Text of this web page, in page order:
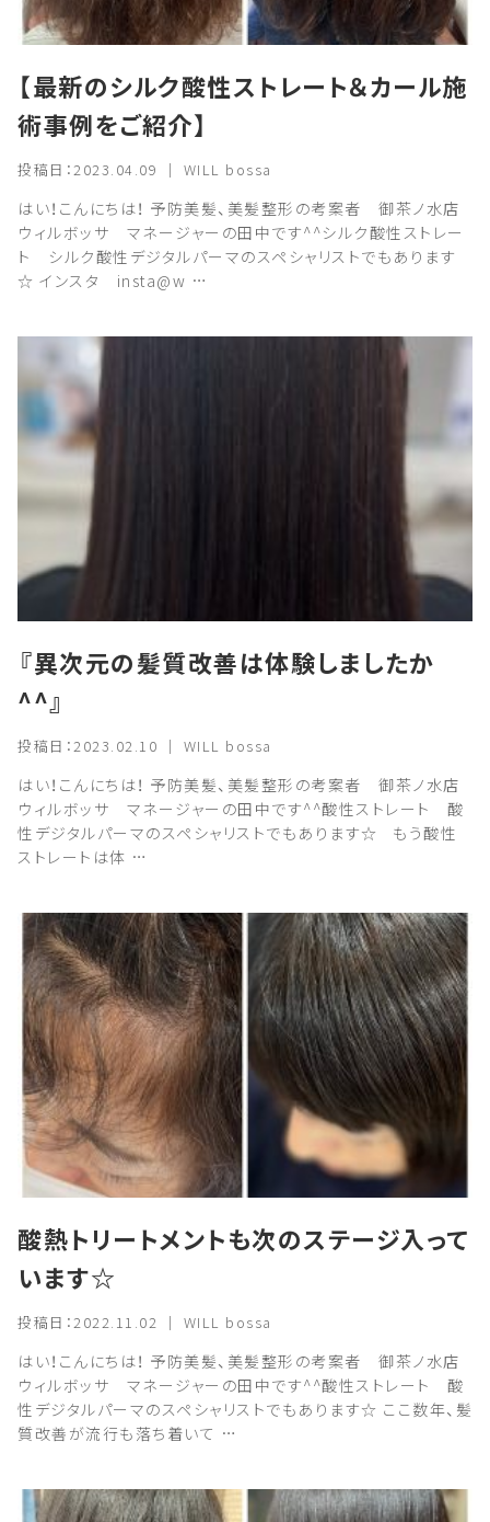
【最新のシルク酸性ストレート＆カール施
術事例をご紹介】
投稿日：2023.04.09 ｜ WILL bossa
はい！こんにちは！ 予防美髪、美髪整形の考案者 御茶ノ水店
ウィルボッサ マネージャーの田中です^^シルク酸性ストレー
ト シルク酸性デジタルパーマのスペシャリストでもあります
☆ インスタ insta@w …
『異次元の髪質改善は体験しましたか
^^』
投稿日：2023.02.10 ｜ WILL bossa
はい！こんにちは！ 予防美髪、美髪整形の考案者 御茶ノ水店
ウィルボッサ マネージャーの田中です^^酸性ストレート 酸
性デジタルパーマのスペシャリストでもあります☆ もう酸性
ストレートは体 …
酸熱トリートメントも次のステージ入って
います☆
投稿日：2022.11.02 ｜ WILL bossa
はい！こんにちは！ 予防美髪、美髪整形の考案者 御茶ノ水店
ウィルボッサ マネージャーの田中です^^酸性ストレート 酸
性デジタルパーマのスペシャリストでもあります☆ ここ数年、髪
質改善が流行も落ち着いて …